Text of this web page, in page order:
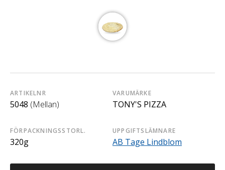
ARTIKELNR
5048 (Mellan)
VARUMÄRKE
TONY'S PIZZA
FÖRPACKNINGSSTORL.
320g
UPPGIFTSLÄMNARE
AB Tage Lindblom